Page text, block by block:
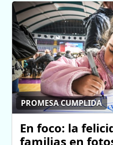
PROMESA CUMPLIDA
En foco: la
familias en